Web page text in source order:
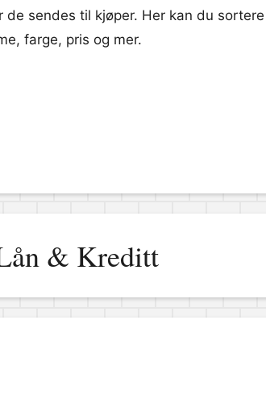
sendes til kjøper. Her kan du sortere
farge, pris og mer.
& Kreditt